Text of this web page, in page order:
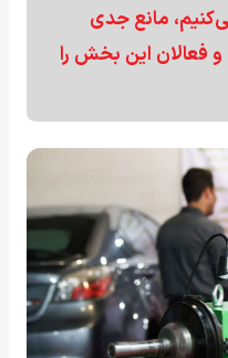
مانع جدی
این بخش را